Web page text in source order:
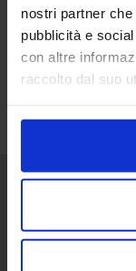
nostri partner
pubblicità e
con altre
raccolto dal suo